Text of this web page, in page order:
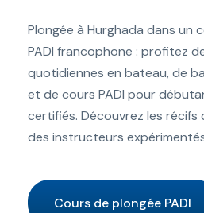
Plongée à Hurghada dans un
PADI francophone : profitez
quotidiennes en bateau, de
et de cours PADI pour
certifiés. Découvrez les récifs
des instructeurs
Cours de plongée PADI